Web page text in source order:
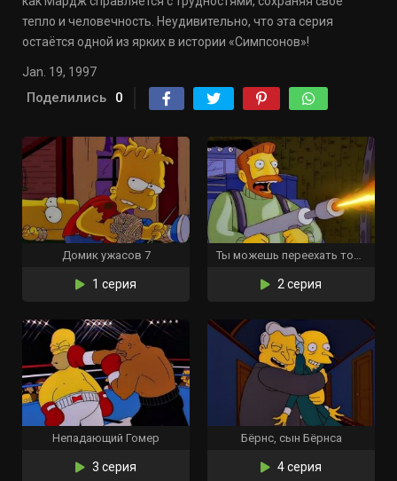
тепло и человечность. Неудивительно, что эта серия
остаётся одной из ярких в истории «Симпсонов»!
Jan. 19, 1997
Поделились 0
Домик ужасов 7
1 серия
Ты можешь переехать только дважды
2 серия
Непадающий Гомер
3 серия
Бёрнс, сын Бёрнса
4 серия